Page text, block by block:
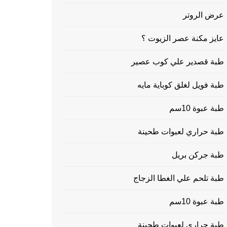
عرض الروتر
عايز مكنة عصر الزيوت ؟
طبة قصدير علي كوب عصير
طبة فويل لغلق كوباية مايه
طبة عبوة 10سم
طبة حراري لعبوات طحينة
طبة جركن بريل
طبة تلحم علي الغطا الزجاج
طبة عبوة 10سم
طبة حراري لعبوات طحينة